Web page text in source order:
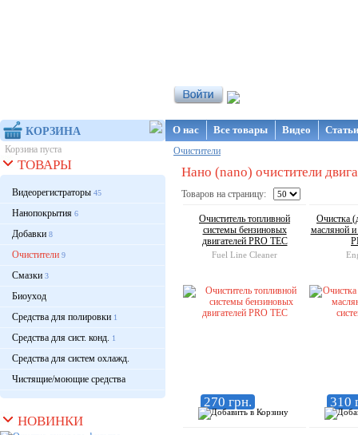
КОРЗИНА
Корзина пуста
ТОВАРЫ
Видеорегистраторы 45
Нанопокрытия 6
Добавки 8
Очистители 9
Смазки 3
Биоуход
Средства для полировки 1
Средства для сист. конд. 1
Средства для систем охлажд.
Чистящие/моющие средства
НОВИНКИ
О нас Все товары Видео
Очистители
Нано (nano) очистители
Товаров на страницу:
Очиститель топливной
системы бензиновых
двигателей PRO TEC
Fuel Line Cleaner
270 грн.
Очистка
масляной и
310